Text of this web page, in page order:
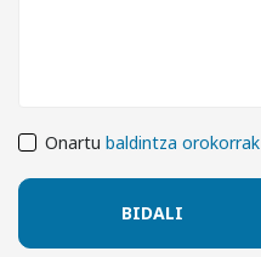
Onartu baldintza orokorrak